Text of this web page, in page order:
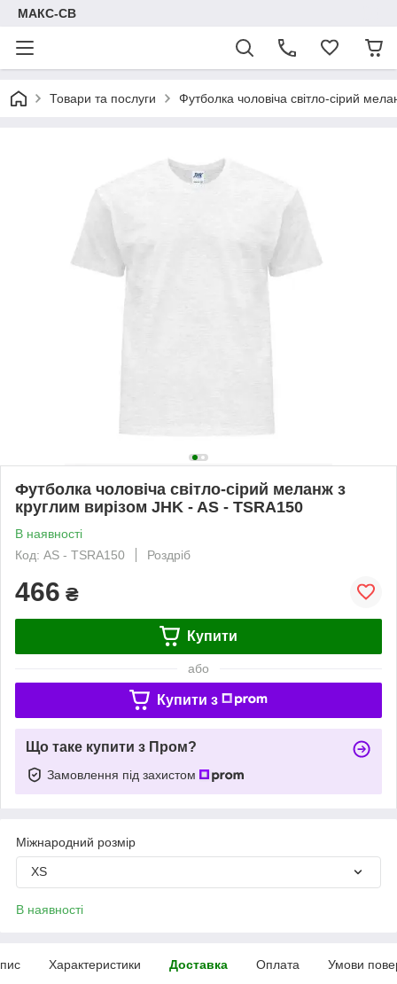
МАКС-СВ
Товари та послуги Футболка чоловіча світло-сірий
Футболка чоловіча світло-сірий меланж з
круглим вирізом JHK - AS - TSRA150
В наявності
Код: AS - TSRA150
Роздріб
466 ₴
Купити
або
Купити з
Що таке купити з Пром?
Замовлення під захистом
Міжнародний розмір
XS
В наявності
Характеристики Доставка Оплата Умови